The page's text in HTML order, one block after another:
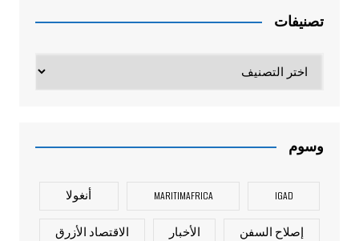
تصنيفات
وسوم
IGAD
MARITIMAFRICA أنغولا
إصلاح السفن الأخبار الاقتصاد الأزرق